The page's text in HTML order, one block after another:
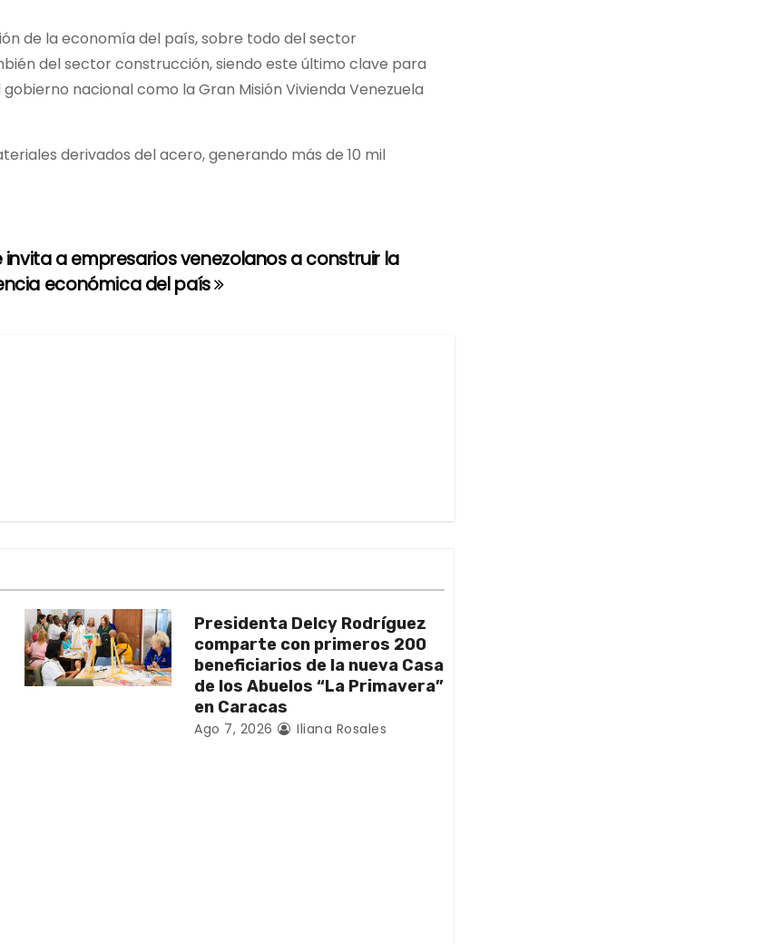
de la economía del país, sobre todo del sector
del sector construcción, siendo este último clave para
nacional como la Gran Misión Vivienda Venezuela
derivados del acero, generando más de 10 mil
invita a empresarios venezolanos a construir la
económica del país
Presidenta Delcy Rodríguez
comparte con primeros 200
beneficiarios de la nueva Casa
de los Abuelos “La Primavera”
en Caracas
Ago 7, 2026 Iliana Rosales